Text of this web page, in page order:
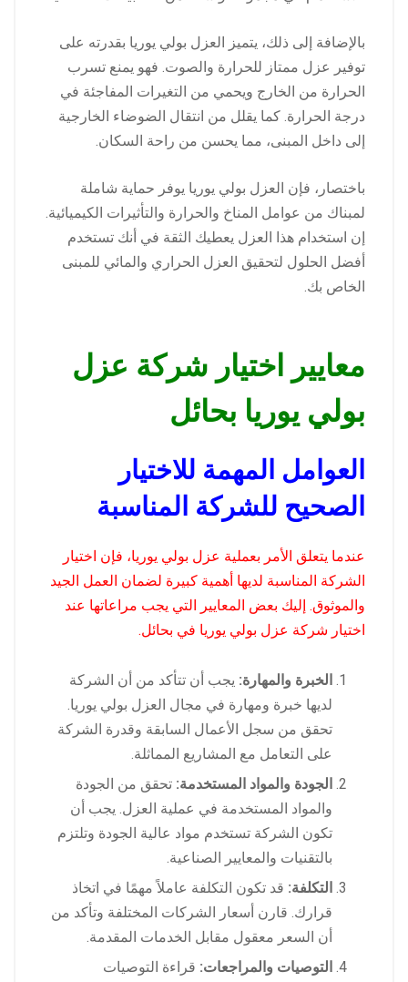
بالإضافة إلى ذلك، يتميز العزل بولي يوريا بقدرته على
توفير عزل ممتاز للحرارة والصوت. فهو يمنع تسرب
الحرارة من الخارج ويحمي من التغيرات المفاجئة في
درجة الحرارة. كما يقلل من انتقال الضوضاء الخارجية
إلى داخل المبنى، مما يحسن من راحة السكان.
باختصار، فإن العزل بولي يوريا يوفر حماية شاملة
لمبناك من عوامل المناخ والحرارة والتأثيرات الكيميائية.
إن استخدام هذا العزل يعطيك الثقة في أنك تستخدم
أفضل الحلول لتحقيق العزل الحراري والمائي للمبنى
الخاص بك.
معايير اختيار شركة عزل
بولي يوريا بحائل
العوامل المهمة للاختيار
الصحيح للشركة المناسبة
عندما يتعلق الأمر بعملية عزل بولي يوريا، فإن اختيار
الشركة المناسبة لديها أهمية كبيرة لضمان العمل الجيد
والموثوق. إليك بعض المعايير التي يجب مراعاتها عند
اختيار شركة عزل بولي يوريا في بحائل.
الخبرة والمهارة: يجب أن تتأكد من أن الشركة
لديها خبرة ومهارة في مجال العزل بولي يوريا.
تحقق من سجل الأعمال السابقة وقدرة الشركة
على التعامل مع المشاريع المماثلة.
الجودة والمواد المستخدمة: تحقق من الجودة
والمواد المستخدمة في عملية العزل. يجب أن
تكون الشركة تستخدم مواد عالية الجودة وتلتزم
بالتقنيات والمعايير الصناعية.
التكلفة: قد تكون التكلفة عاملاً مهمًا في اتخاذ
قرارك. قارن أسعار الشركات المختلفة وتأكد من
أن السعر معقول مقابل الخدمات المقدمة.
التوصيات والمراجعات: قراءة التوصيات